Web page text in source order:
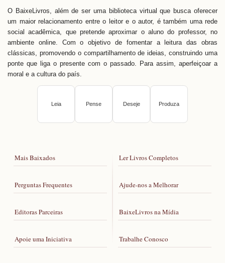
O BaixeLivros, além de ser uma biblioteca virtual que busca oferecer
um maior relacionamento entre o leitor e o autor, é também uma rede
social acadêmica, que pretende aproximar o aluno do professor, no
ambiente online. Com o objetivo de fomentar a leitura das obras
clássicas, promovendo o compartilhamento de ideias, construindo uma
ponte que liga o presente com o passado. Para assim, aperfeiçoar a
moral e a cultura do país.
Leia Pense Deseje Produza
Mais Baixados
Perguntas Frequentes
Editoras Parceiras
Apoie uma Iniciativa
Ler Livros Completos
Ajude-nos a Melhorar
BaixeLivros na Mídia
Trabalhe Conosco